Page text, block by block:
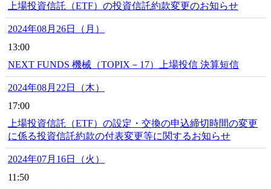
上場投資信託（ETF）の投資信託約款変更のお知らせ
2024年08月26日（月）
13:00
NEXT FUNDS 機械（TOPIX－17）上場投信 決算短信
2024年08月22日（木）
17:00
上場投資信託（ETF）の設定・交換の申込締切時間の変更
に係る投資信託約款の付表変更等に関するお知らせ
2024年07月16日（火）
11:50